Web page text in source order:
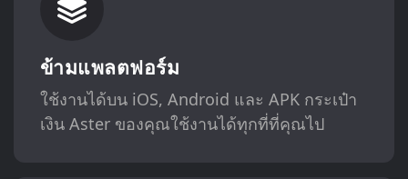
ข้ามแพลตฟอร์ม
ใช้งานได้บน iOS, Android และ APK กระเป๋า
เงิน Aster ของคุณใช้งานได้ทุกที่ที่คุณไป